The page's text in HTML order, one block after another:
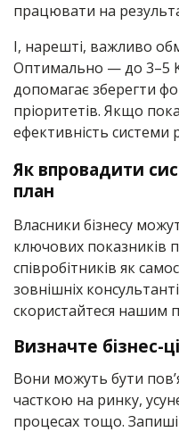
працювати на
І, нарешті, важливо
Оптимально — до 3–5
допомагає зберегти
пріоритетів. Якщо
ефективність системи
Як впровадити
план
Власники бізнесу
ключових показників
співробітників як
зовнішніх
скористайтеся нашим
Визначте бізнес-
Вони можуть бути
часткою на ринку,
процесах тощо.